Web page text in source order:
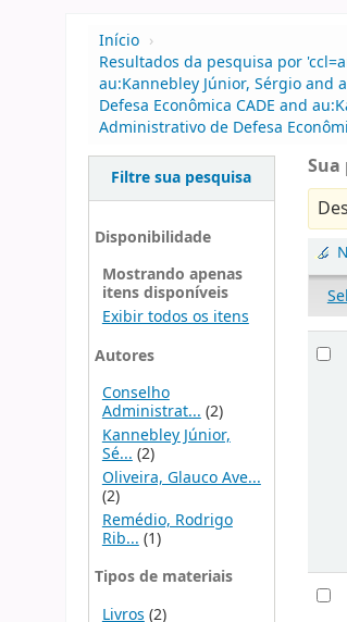
Início ›
Resultados da pesquisa por
au:Kannebley Júnior, Sérgio and
Defesa Econômica CADE and
Administrativo de Defesa
Filtre sua pesquisa
Disponibilidade
Mostrando apenas
itens disponíveis
Exibir todos os itens
Autores
Conselho
Administrat...(2)
Kannebley Júnior,
Sé... (2)
Oliveira, Glauco Ave...
(2)
Remédio, Rodrigo
Rib... (1)
Tipos de materiais
Livros (2)